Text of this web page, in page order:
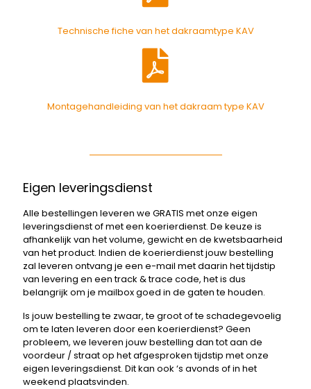
Technische fiche van het dakraamtype KAV
Montagehandleiding van het dakraam type KAV
Eigen leveringsdienst
Alle bestellingen leveren we GRATIS met onze eigen
leveringsdienst of met een koerierdienst. De keuze is
afhankelijk van het volume, gewicht en de kwetsbaarheid
van het product. Indien de koerierdienst jouw bestelling
zal leveren ontvang je een e-mail met daarin het tijdstip
van levering en een track & trace code, het is dus
belangrijk om je mailbox goed in de gaten te houden.
Is jouw bestelling te zwaar, te groot of te schadegevoelig
om te laten leveren door een koerierdienst? Geen
probleem, we leveren jouw bestelling dan tot aan de
voordeur / straat op het afgesproken tijdstip met onze
eigen leveringsdienst. Dit kan ook ‘s avonds of in het
weekend plaatsvinden.